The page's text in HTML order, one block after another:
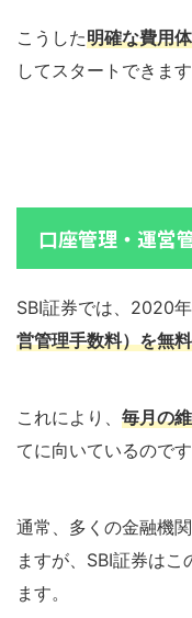
こうした明確な費用
してスタートできます
口座管理・運営
SBI証券では、2020年
営管理手数料）を無
これにより、 毎月の
てに向いているのです
通常、多くの金融機
ますが、SBI証券はこ
ます。